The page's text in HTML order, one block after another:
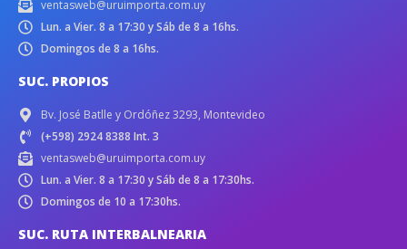
ventasweb@uruimporta.com.uy
Lun. a Vier. 8 a 17:30 y Sáb de 8 a 16hs.
Domingos de 8 a 16hs.
SUC. PROPIOS
Bv. José Batlle y Ordóñez 3293, Montevideo
(+598) 2924 8388 Int. 3
ventasweb@uruimporta.com.uy
Lun. a Vier. 8 a 17:30 y Sáb de 8 a 17:30hs.
Domingos de 10 a 17:30hs.
SUC. RUTA INTERBALNEARIA